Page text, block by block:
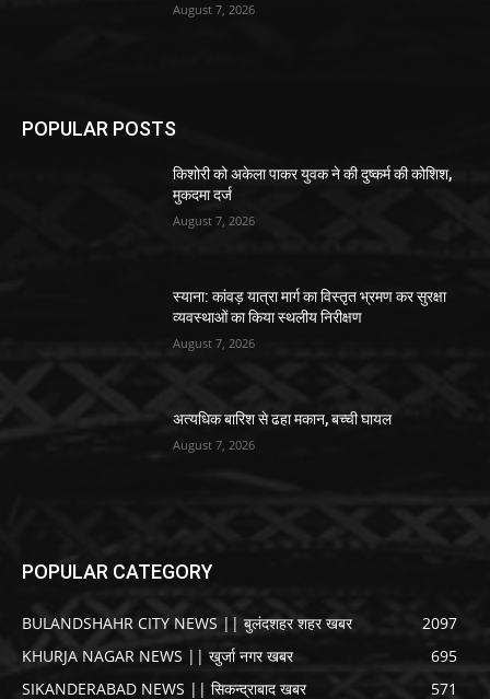
August 7, 2026
POPULAR POSTS
किशोरी को अकेला पाकर युवक ने की दुष्कर्म की कोशिश,
मुकदमा दर्ज
August 7, 2026
स्याना: कांवड़ यात्रा मार्ग का विस्तृत भ्रमण कर सुरक्षा
व्यवस्थाओं का किया स्थलीय निरीक्षण
August 7, 2026
अत्यधिक बारिश से ढहा मकान, बच्ची घायल
August 7, 2026
POPULAR CATEGORY
BULANDSHAHR CITY NEWS || बुलंदशहर शहर खबर
2097
KHURJA NAGAR NEWS || खुर्जा नगर खबर
695
SIKANDERABAD NEWS || सिकन्द्राबाद खबर
571